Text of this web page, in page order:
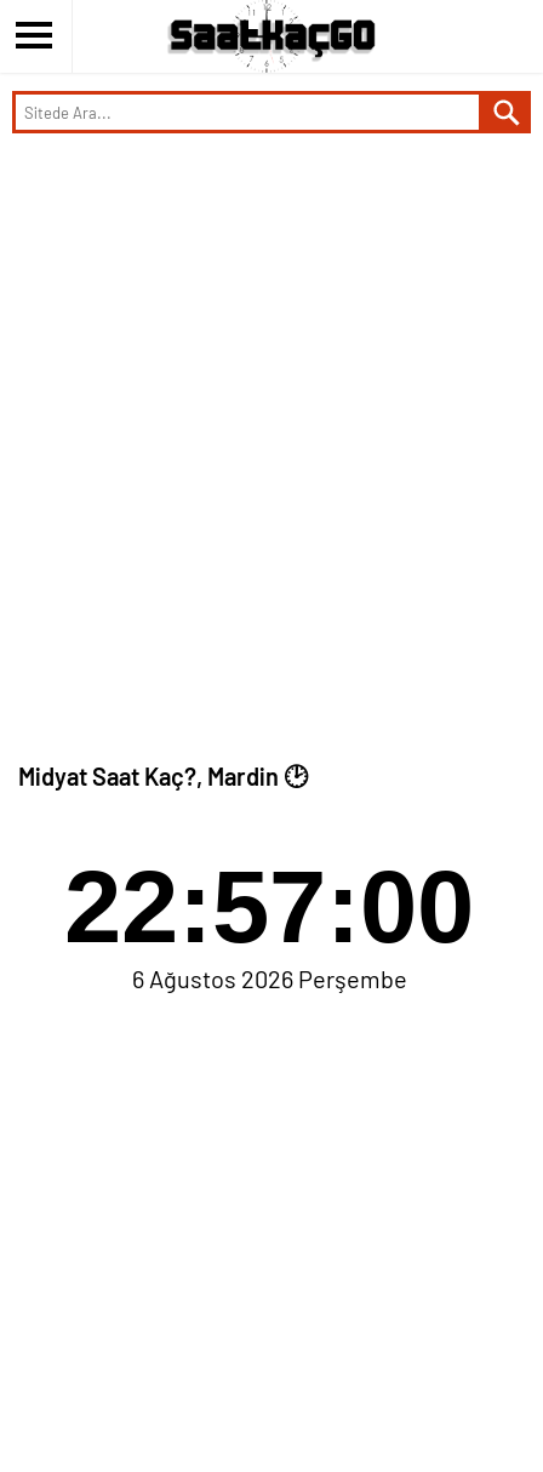
Midyat Saat Kaç?, Mardin 🕑
22:57:00
6 Ağustos 2026 Perşembe